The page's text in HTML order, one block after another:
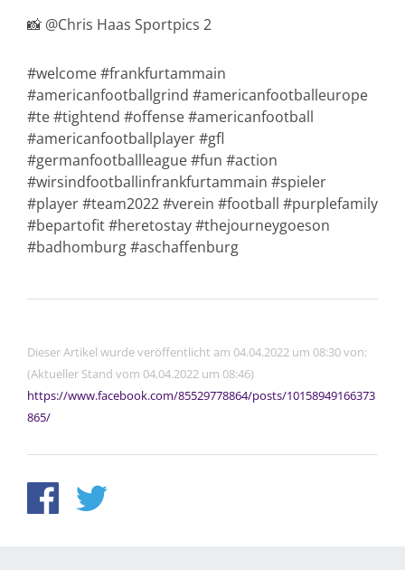
📸 @Chris Haas Sportpics 2
#welcome #frankfurtammain
#americanfootballgrind #americanfootballeurope
#te #tightend #offense #americanfootball
#americanfootballplayer #gfl
#germanfootballleague #fun #action
#wirsindfootballinfrankfurtammain #spieler
#player #team2022 #verein #football #purplefamily
#bepartofit #heretostay #thejourneygoeson
#badhomburg #aschaffenburg
Dieser Artikel wurde veröffentlicht am 04.04.2022 um 08:30 von:
(Aktueller Stand vom 04.04.2022 um 08:46)
https://www.facebook.com/85529778864/posts/10158949166373
865/